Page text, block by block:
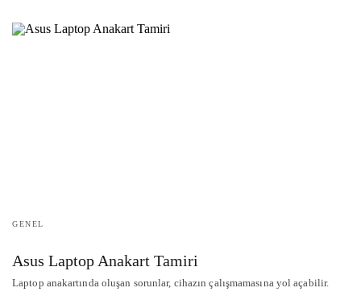
GENEL
Asus Laptop Anakart Tamiri
Laptop anakartında oluşan sorunlar, cihazın çalışmamasına yol açabilir.